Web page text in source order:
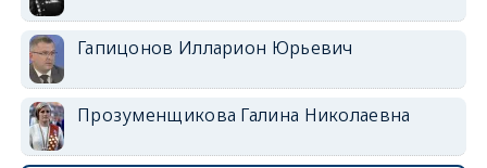
Гапицонов Илларион Юрьевич
Прозуменщикова Галина Николаевна